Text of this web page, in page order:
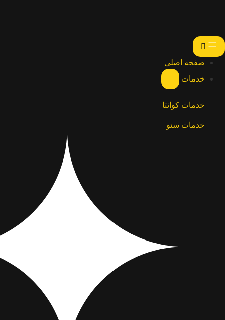
صفحه اصلی
خدمات
خدمات کوانتا
خدمات سئو